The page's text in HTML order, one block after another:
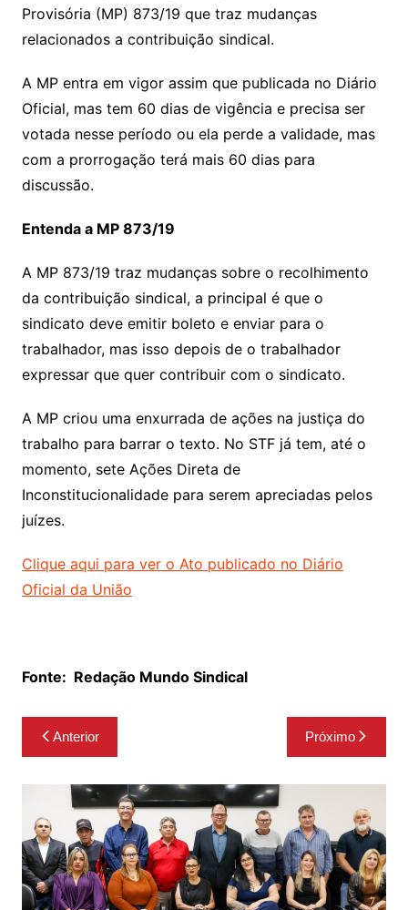
Provisória (MP) 873/19 que traz mudanças
relacionados a contribuição sindical.
A MP entra em vigor assim que publicada no Diário
Oficial, mas tem 60 dias de vigência e precisa ser
votada nesse período ou ela perde a validade, mas
com a prorrogação terá mais 60 dias para
discussão.
Entenda a MP 873/19
A MP 873/19 traz mudanças sobre o recolhimento
da contribuição sindical, a principal é que o
sindicato deve emitir boleto e enviar para o
trabalhador, mas isso depois de o trabalhador
expressar que quer contribuir com o sindicato.
A MP criou uma enxurrada de ações na justiça do
trabalho para barrar o texto. No STF já tem, até o
momento, sete Ações Direta de
Inconstitucionalidade para serem apreciadas pelos
juízes.
Clique aqui para ver o Ato publicado no Diário
Oficial da União
Fonte: Redação Mundo Sindical
Navegação
de
Post
Anterior Próximo